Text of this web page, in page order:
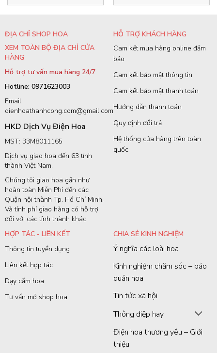
ĐỊA CHỈ SHOP HOA
XEM TOÀN BỘ ĐỊA CHỈ CỬA
HÀNG
Hỗ trợ tư vấn mua hàng 24/7
Hotline: 0971623003
Email:
dienhoathanhcong.com@gmail.com
HKD Dịch Vụ Điện Hoa
MST: 33M8011165
Dịch vụ giao hoa đến 63 tỉnh
thành Việt Nam.
Chúng tôi giao hoa gần như
hoàn toàn Miễn Phí đến các
Quận nội thành Tp. Hồ Chí Minh.
Và tính phí giao hàng có hỗ trợ
đối với các tỉnh thành khác.
HỖ TRỢ KHÁCH HÀNG
Cam kết mua hàng online đảm
bảo
Cam kết bảo mật thông tin
Cam kết bảo mật thanh toán
Hướng dẫn thanh toán
Quy định đổi trả
Hệ thống cửa hàng trên toàn
quốc
HỢP TÁC - LIÊN KẾT
Thông tin tuyển dụng
Liên kết hợp tác
Dạy cắm hoa
Tư vấn mở shop hoa
CHIA SẺ KINH NGHIỆM
Ý nghĩa các loài hoa
Kinh nghiệm chăm sóc – bảo
quản hoa
Tin tức xã hội
Thông điệp hay
Điện hoa thương yêu – Giới
thiệu